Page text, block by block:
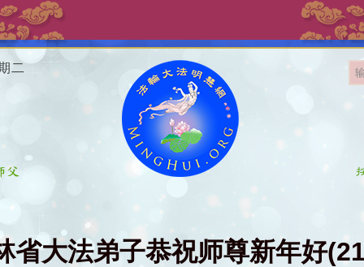
二
省大法弟子恭祝师尊新年好